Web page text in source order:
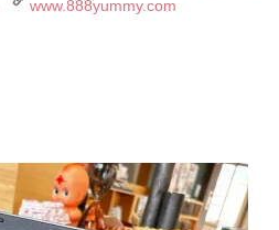
www.888yummy.com